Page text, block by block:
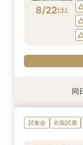
8/22(土)
特典あり
特典あり
特典あり
特典あり
衣装試着同
試食会 衣装試着